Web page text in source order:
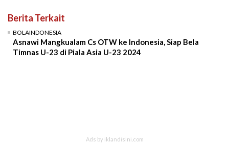
Berita Terkait
BOLAINDONESIA
Asnawi Mangkualam Cs OTW ke Indonesia, Siap Bela
Timnas U-23 di Piala Asia U-23 2024